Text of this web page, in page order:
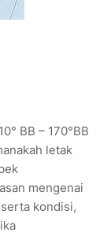
BB – 170°BB
letak
mengenai
kondisi,